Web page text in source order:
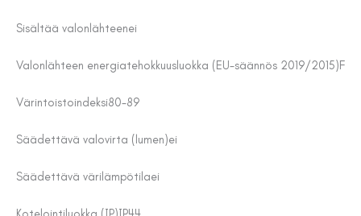
Sisältää valonlähteenei
Valonlähteen energiatehokkuusluokka (EU-säännös 2019/2015)F
Värintoistoindeksi80-89
Säädettävä valovirta (lumen)ei
Säädettävä värilämpötilaei